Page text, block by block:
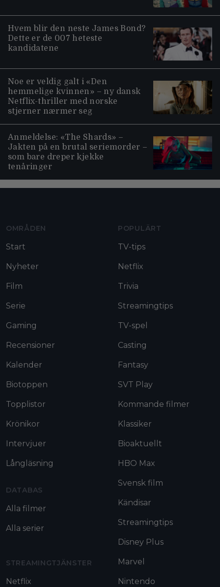
Hvem blir den neste James Bond?
Dette er de 007 heteste
kandidatene
Noe er veldig galt i «Den
hemmelige kvinnen» – ny dansk
Netflix-thriller med norske
stjerner nærmer seg
Anmeldelse: «The Shards» –
Jakten på en brutal seriemorder –
som bare dreper kjekke
tenåringer
OMRÅDEN
Start
Nyheter
Film
Serie
Gaming
Recensioner
Kalender
Biotoppen
Topplistor
Krönikor
Intervjuer
Långläsning
DATABAS
Alla filmer
Alla serier
STREAMINGTJÄNSTER
Netflix
POPULÄRT
TV-tips
Netflix
Trivia
Streamingtips
TV-spel
Casting
Fantasy
SVT Play
Kommande filmer
Klassiker
Bioaktuellt
HBO Max
Svensk film
Kändisar
Streamingtips
Disney Plus
Marvel
Nintendo